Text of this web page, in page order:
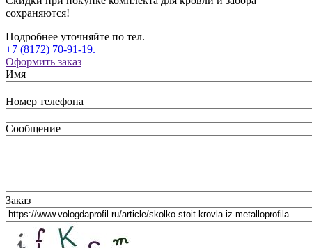
сохраняются!
Подробнее уточняйте по тел.
+7 (8172) 70-91-19.
Оформить заказ
Имя
Номер телефона
Сообщение
Заказ